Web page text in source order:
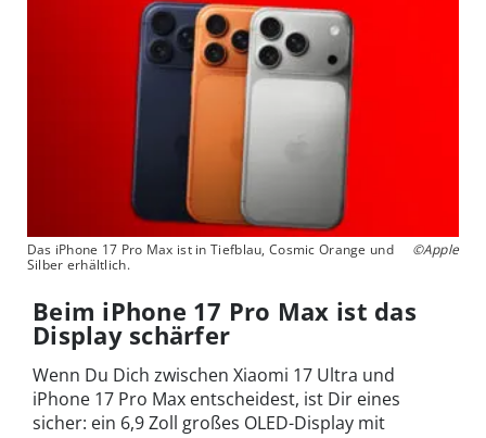
Das iPhone 17 Pro Max ist in Tiefblau, Cosmic Orange und
Silber erhältlich.
©Apple
Beim iPhone 17 Pro Max ist das
Display schärfer
Wenn Du Dich zwischen Xiaomi 17 Ultra und
iPhone 17 Pro Max entscheidest, ist Dir eines
sicher: ein 6,9 Zoll großes OLED-Display mit